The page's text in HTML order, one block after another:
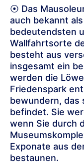
⦿ Das
auch bekannt
bedeutendsten
Wallfahrtsorte
besteht aus
insgesamt ein
werden die
Friedenspark
bewundern, das
befindet. Sie
wenn Sie durch
Exponate aus
bestaunen.